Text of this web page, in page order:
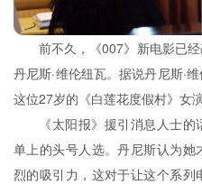
前不久，《007》新电影已
丹尼斯·维伦纽瓦。据说丹尼斯·
这位27岁的《白莲花度假村》女
《太阳报》援引消息人士
单上的头号人选。丹尼斯认为
烈的吸引力，这对于让这个系